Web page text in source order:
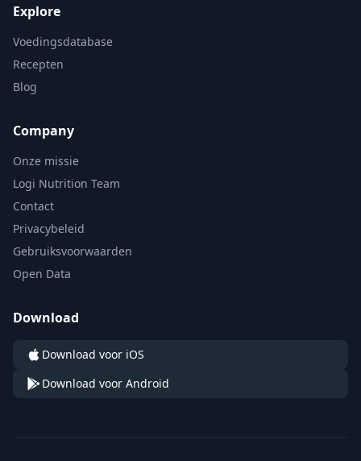
Explore
Voedingsdatabase
Recepten
Blog
Company
Onze missie
Logi Nutrition Team
Contact
Privacybeleid
Gebruiksvoorwaarden
Open Data
Download
Download voor iOS
Download voor Android